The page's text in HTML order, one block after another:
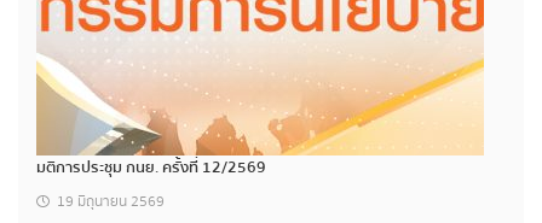
มติการประชุม กนย. ครั้งที่ 12/2569
19 มิถุนายน 2569